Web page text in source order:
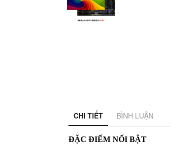
CHI TIẾT BÌNH LUẬN
ĐẶC ĐIỂM NỔI BẬT